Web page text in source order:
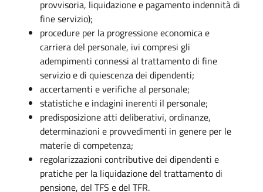
provvisoria, liquidazione e pagamento indennità di
fine servizio);
procedure per la progressione economica e
carriera del personale, ivi compresi gli
adempimenti connessi al trattamento di fine
servizio e di quiescenza dei dipendenti;
accertamenti e verifiche al personale;
statistiche e indagini inerenti il personale;
predisposizione atti deliberativi, ordinanze,
determinazioni e provvedimenti in genere per le
materie di competenza;
regolarizzazioni contributive dei dipendenti e
pratiche per la liquidazione del trattamento di
pensione, del TFS e del TFR.